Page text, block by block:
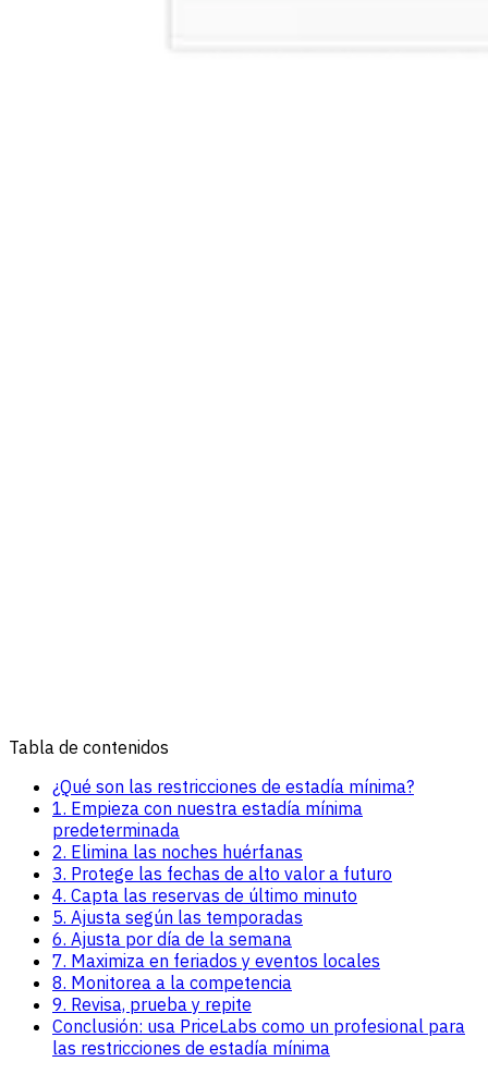
Tabla de contenidos
¿Qué son las restricciones de estadía mínima?
1. Empieza con nuestra estadía mínima
predeterminada
2. Elimina las noches huérfanas
3. Protege las fechas de alto valor a futuro
4. Capta las reservas de último minuto
5. Ajusta según las temporadas
6. Ajusta por día de la semana
7. Maximiza en feriados y eventos locales
8. Monitorea a la competencia
9. Revisa, prueba y repite
Conclusión: usa PriceLabs como un profesional para
las restricciones de estadía mínima